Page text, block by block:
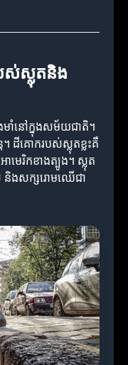
ស់ស្លុតនិង
មាំនៅក្នុងសម័យជាតិ។
ដីគោករបស់ស្លុតខ្លះគឺ
ាមេរិកខាងត្បូង។ ស្លុត
ស់ និងស​ក្សរោមឈើជា